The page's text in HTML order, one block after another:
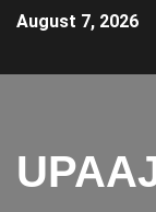
August 7, 2026